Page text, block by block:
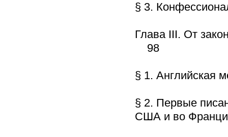
§ 3.
Глава III. От
98
§ 1. Английская
§ 2. Первые
США и во